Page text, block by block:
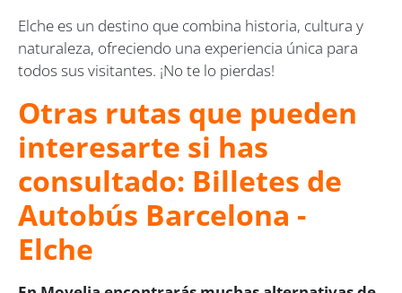
Elche es un destino que combina historia, cultura y
naturaleza, ofreciendo una experiencia única para
todos sus visitantes. ¡No te lo pierdas!
Otras rutas que pueden
interesarte si has
consultado: Billetes de
Autobús Barcelona -
Elche